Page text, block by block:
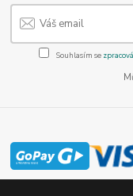
Souhlasím se